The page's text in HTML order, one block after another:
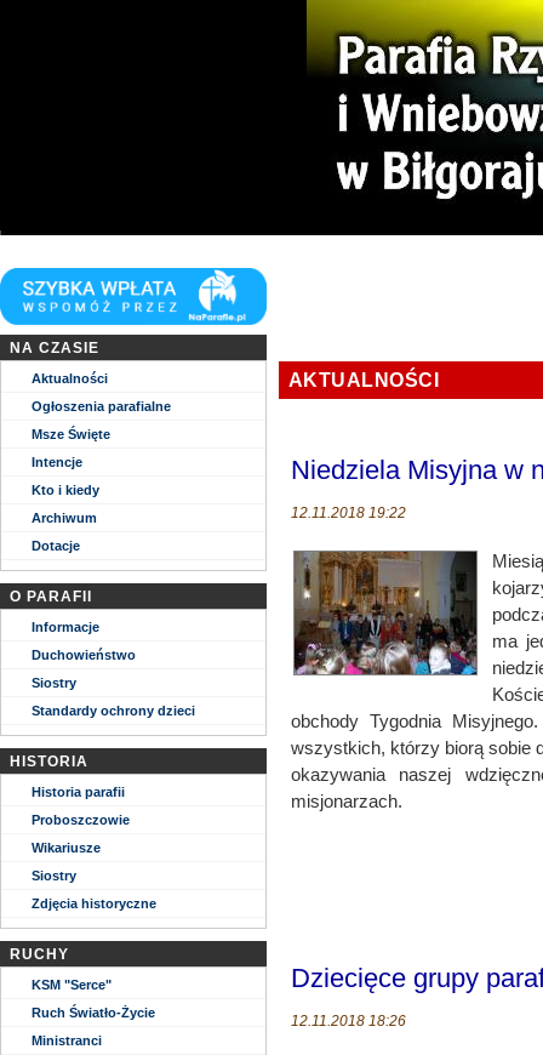
NA CZASIE
Aktualności
Ogłoszenia parafialne
Msze Święte
Intencje
Kto i kiedy
Archiwum
Dotacje
O PARAFII
Informacje
Duchowieństwo
Siostry
Standardy ochrony dzieci
HISTORIA
Historia parafii
Proboszczowie
Wikariusze
Siostry
Zdjęcia historyczne
RUCHY
KSM "Serce"
Ruch Światło-Życie
Ministranci
AKTUALNOŚCI
Niedziela Misyjna w
12.11.2018 19:22
ma
obchody Tygodnia
wszystkich, którzy biorą sobie
okazywania naszej
misjonarzach.
Dziecięce grupy
12.11.2018 18:26